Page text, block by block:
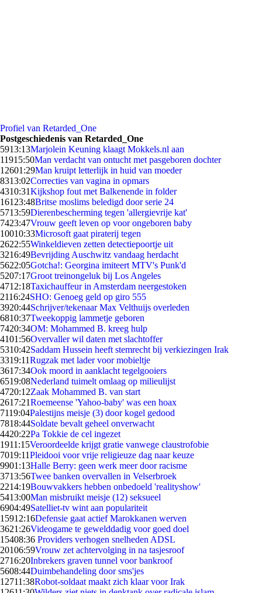
Profiel van Retarded_One
Postgeschiedenis van Retarded_One
5913:13Marjolein Keuning klaagt Mokkels.nl aan
11915:50Man verdacht van ontucht met pasgeboren dochter
12601:29Man kruipt letterlijk in huid van moeder
8313:02Correcties van vagina in opmars
4310:31Kijkshop fout met Balkenende in folder
161 23:48Britse moslims beledigd door serie 24
5713:59Dierenbescherming tegen 'allergievrije kat'
7423:47Vrouw geeft leven op voor ongeboren baby
10010:33Microsoft gaat piraterij tegen
2622:55Winkeldieven zetten detectiepoortje uit
3216:49Bevrijding Auschwitz vandaag herdacht
5622:05Gotcha!: Georgina imiteert MTV's Punk'd
5207:17Groot treinongeluk bij Los Angeles
4712:18Taxichauffeur in Amsterdam neergestoken
2116:24SHO: Genoeg geld op giro 555
3920:44Schrijver/tekenaar Max Velthuijs overleden
6810:37Tweekoppig lammetje geboren
7420:34OM: Mohammed B. kreeg hulp
4101:56Overvaller wil daten met slachtoffer
5310:42Saddam Hussein heeft stemrecht bij verkiezingen Irak
3319:11Rugzak met lader voor mobieltje
3617:34Ook moord in aanklacht tegelgooiers
6519:08Nederland tuimelt omlaag op milieulijst
4720:12Zaak Mohammed B. van start
2617:21Roemeense 'Yahoo-baby' was een hoax
7119:04Palestijns meisje (3) door kogel gedood
7818:44Soldate bevalt geheel onverwacht
4420:22Pa Tokkie de cel ingezet
1911:15Veroordeelde krijgt gratie vanwege claustrofobie
7019:11Pleidooi voor vrije religieuze dag naar keuze
9901:13Halle Berry: geen werk meer door racisme
3713:56Twee banken overvallen in Velserbroek
2214:19Bouwvakkers hebben onbedoeld 'realityshow'
5413:00Man misbruikt meisje (12) seksueel
6904:49Satelliet-tv wint aan populariteit
15912:16Defensie gaat actief Marokkanen werven
3621:26Videogame te gewelddadig voor goed doel
15408:36 Providers verhogen snelheden ADSL
20106:59Vrouw zet achtervolging in na tasjesroof
2716:20Inbrekers graven tunnel voor bankroof
5608:44Duimbehandeling door sms'jes
12711:38Robot-soldaat maakt zich klaar voor Irak